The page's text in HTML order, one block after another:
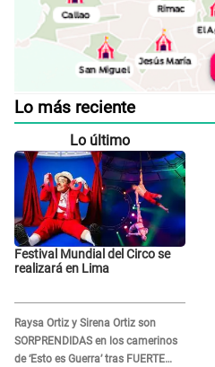
Lo más reciente
Lo último
Festival Mundial del Circo se
realizará en Lima
Raysa Ortiz y Sirena Ortiz son
SORPRENDIDAS en los camerinos
de ‘Esto es Guerra’ tras FUERTE